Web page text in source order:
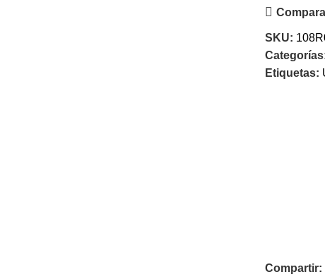
SKU:
Etiquetas:
Compartir: